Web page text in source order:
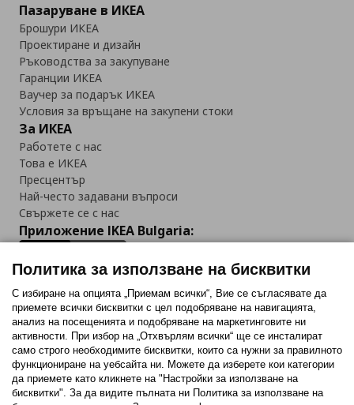
Пазаруване в ИКЕА
Брошури ИКЕА
Проектиране и дизайн
Ръководства за закупуване
Гаранции ИКЕА
Ваучер за подарък ИКЕА
Условия за връщане на закупени стоки
За ИКЕА
Работете с нас
Това е ИКЕА
Пресцентър
Най-често задавани въпроси
Свържете се с нас
Приложение IKEA Bulgaria:
Последвайте ни:
FacebookTwitterYoutubePinterestInstagram
Политика за използване на бисквитки
С избиране на опцията „Приемам всички“, Вие се съгласявате да
приемете всички бисквитки с цел подобряване на навигацията,
анализ на посещенията и подобряване на маркетинговите ни
активности. При избор на „Отхвърлям всички“ ще се инсталират
само строго необходимитe бисквитки, които са нужни за правилното
функциониране на уебсайта ни. Можете да изберете кои категории
да приемете като кликнете на "Настройки за използване на
бисквитки". За да видите пълната ни Политика за използване на